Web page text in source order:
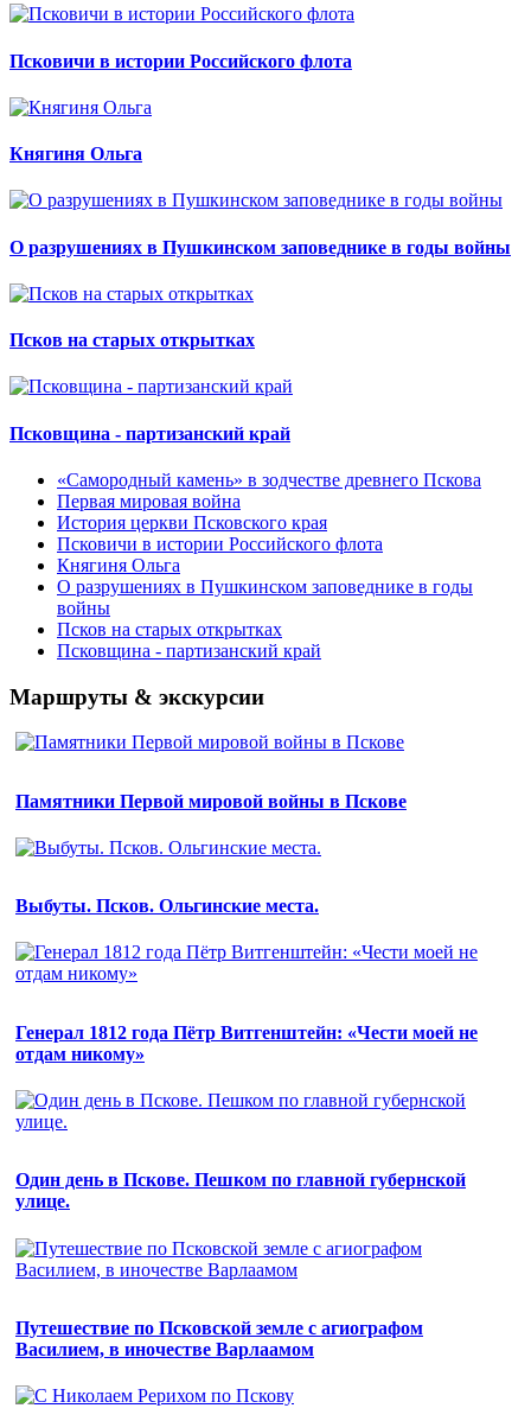
Псковичи в истории Российского флота
Княгиня Ольга
О разрушениях в Пушкинском заповеднике в годы войны
Псков на старых открытках
Псковщина - партизанский край
«Самородный камень» в зодчестве древнего Пскова
Первая мировая война
История церкви Псковского края
Псковичи в истории Российского флота
Княгиня Ольга
О разрушениях в Пушкинском заповеднике в годы
войны
Псков на старых открытках
Псковщина - партизанский край
Маршруты & экскурсии
Памятники Первой мировой войны в Пскове
Выбуты. Псков. Ольгинские места.
Генерал 1812 года Пётр Витгенштейн: «Чести моей не
отдам никому»
Один день в Пскове. Пешком по главной губернской
улице.
Путешествие по Псковской земле с агиографом
Василием, в иночестве Варлаамом